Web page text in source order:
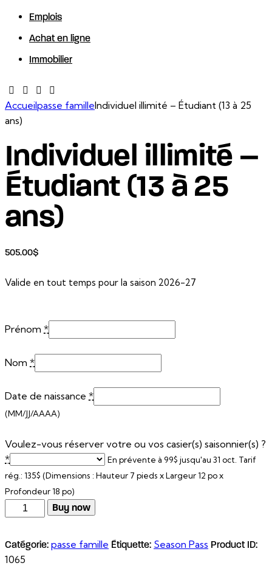
Emplois
Achat en ligne
Immobilier
facebook-
1
twitter-
new
dribble-
new
instagram
Accueilpasse familleIndividuel illimité – Étudiant (13 à 25
ans)
Individuel illimité –
Étudiant (13 à 25
ans)
505.00$
Valide en tout temps pour la saison 2026-27
Prénom *
Nom *
Date de naissance *
(MM/JJ/AAAA)
Voulez-vous réserver votre ou vos casier(s) saisonnier(s) ?
*
En prévente à 99$ jusqu'au 31 oct. Tarif
rég.: 135$ (Dimensions : Hauteur 7 pieds x Largeur 12 po x
Profondeur 18 po)
quantité
de
illimité
-
Buy now
Catégorie: passe famille Étiquette: Season Pass Product ID:
1065